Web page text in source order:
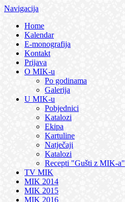
Navigacija
Home
Kalendar
E-monografija
Kontakt
Prijava
O MIK-u
Po godinama
Galerija
U MIK-u
Pobjednici
Katalozi
Ekipa
Kartuline
Natječaji
Katalozi
Recepti "Gušti z MIK-a"
TV MIK
MIK 2014
MIK 2015
MIK 2016